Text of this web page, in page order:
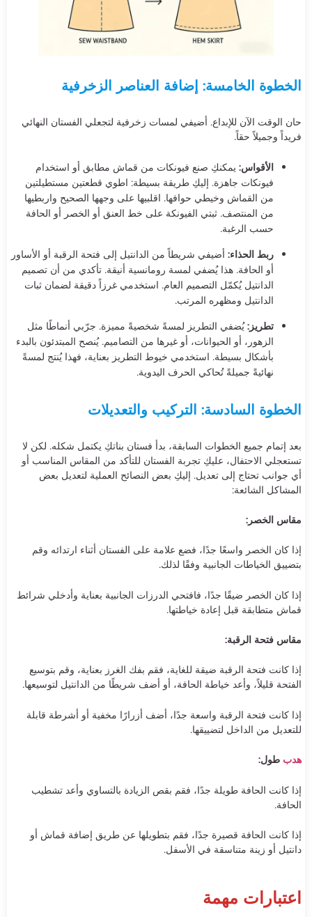
الخطوة الخامسة: إضافة العناصر الزخرفية
حان الوقت الآن للإبداع. أضيفي لمسات زخرفية لتجعلي الفستان النهائي
فريداً وجميلاً حقاً.
الأقواس: يمكنكِ صنع فيونكات من قماش مطابق أو استخدام
فيونكات جاهزة. إليكِ طريقة بسيطة: اطوي قطعتين مستطيلتين
من القماش وخيطي حوافها. اقلبيها على وجهها الصحيح واربطيها
من المنتصف. ثبتي الفيونكة على خط العنق أو الخصر أو الحافة
حسب الرغبة.
ربط الحذاء: أضيفي شريطاً من الدانتيل إلى فتحة الرقبة أو الأساور
أو الحافة. هذا يُضفي لمسة رومانسية أنيقة. تأكدي من أن تصميم
الدانتيل يُكمّل التصميم العام. استخدمي غرزاً دقيقة لضمان ثبات
الدانتيل ومظهره المرتب.
تطريز:يُضفي التطريز لمسةً شخصيةً مميزة. جرّبي أنماطًا مثل
الزهور، أو الحيوانات، أو غيرها من التصاميم. يُنصح المبتدئون بالبدء
بأشكال بسيطة. استخدمي خيوط التطريز بعناية، فهذا يُنتج لمسةً
نهائيةً جميلةً تُحاكي الحرف اليدوية.
الخطوة السادسة: التركيب والتعديلات
بعد إتمام جميع الخطوات السابقة، بدأ فستان بناتكِ يكتمل شكله. لكن لا
تستعجلي الاحتفال، عليكِ تجربة الفستان للتأكد من المقاس المناسب أو
أي جوانب تحتاج إلى تعديل. إليكِ بعض النصائح العملية لتعديل بعض
المشاكل الشائعة:
مقاس الخصر:
إذا كان الخصر واسعًا جدًا، فضع علامة على الفستان أثناء ارتدائه وقم
بتضييق الخياطات الجانبية وفقًا لذلك.
إذا كان الخصر ضيقًا جدًا، فافتحي الدرزات الجانبية بعناية وأدخلي شرائط
قماش متطابقة قبل إعادة خياطتها.
مقاس فتحة الرقبة:
إذا كانت فتحة الرقبة ضيقة للغاية، فقم بفك الغرز بعناية، وقم بتوسيع
الفتحة قليلاً، وأعد خياطة الحافة، أو أضف شريطًا من الدانتيل لتوسيعها.
إذا كانت فتحة الرقبة واسعة جدًا، أضف أزرارًا مخفية أو أشرطة قابلة
للتعديل من الداخل لتضييقها.
هدب طول:
إذا كانت الحافة طويلة جدًا، فقم بقص الزيادة بالتساوي وأعد تشطيب
الحافة.
إذا كانت الحافة قصيرة جدًا، فقم بتطويلها عن طريق إضافة قماش أو
دانتيل أو زينة متناسقة في الأسفل.
اعتبارات مهمة